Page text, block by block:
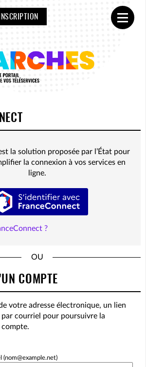
INSCRIPTION
Ouvrir
la solution proposée par l’État pour
la connexion à vos services en
ligne.
S’identifier avec FranceConnect
?
COMPTE
votre adresse électronique, un lien
par courriel pour poursuivre la
(nom@example.net)